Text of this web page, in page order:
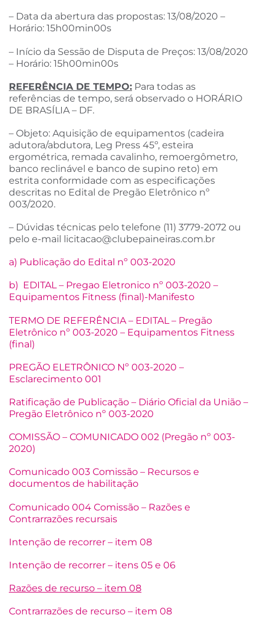
– Data da abertura das propostas: 13/08/2020 –
Horário: 15h00min00s
– Início da Sessão de Disputa de Preços: 13/08/2020
– Horário: 15h00min00s
REFERÊNCIA DE TEMPO: Para todas as
referências de tempo, será observado o HORÁRIO
DE BRASÍLIA – DF.
– Objeto: Aquisição de equipamentos (cadeira
adutora/abdutora, Leg Press 45º, esteira
ergométrica, remada cavalinho, remoergômetro,
banco reclinável e banco de supino reto) em
estrita conformidade com as especificações
descritas no Edital de Pregão Eletrônico nº
003/2020.
– Dúvidas técnicas pelo telefone (11) 3779-2072 ou
pelo e-mail licitacao@clubepaineiras.com.br
a) Publicação do Edital nº 003-2020
b) EDITAL – Pregao Eletronico nº 003-2020 –
Equipamentos Fitness (final)-Manifesto
TERMO DE REFERÊNCIA – EDITAL – Pregão
Eletrônico nº 003-2020 – Equipamentos Fitness
(final)
PREGÃO ELETRÔNICO Nº 003-2020 –
Esclarecimento 001
Ratificação de Publicação – Diário Oficial da União –
Pregão Eletrônico nº 003-2020
COMISSÃO – COMUNICADO 002 (Pregão nº 003-
2020)
Comunicado 003 Comissão – Recursos e
documentos de habilitação
Comunicado 004 Comissão – Razões e
Contrarrazões recursais
Intenção de recorrer – item 08
Intenção de recorrer – itens 05 e 06
Razões de recurso – item 08
Contrarrazões de recurso – item 08